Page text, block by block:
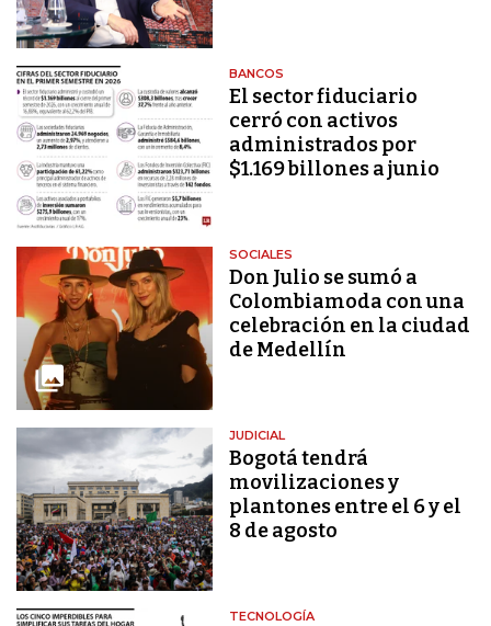
BANCOS
El sector fiduciario
cerró con activos
administrados por
$1.169 billones a junio
SOCIALES
Don Julio se sumó a
Colombiamoda con una
celebración en la ciudad
de Medellín
JUDICIAL
Bogotá tendrá
movilizaciones y
plantones entre el 6 y el
8 de agosto
TECNOLOGÍA